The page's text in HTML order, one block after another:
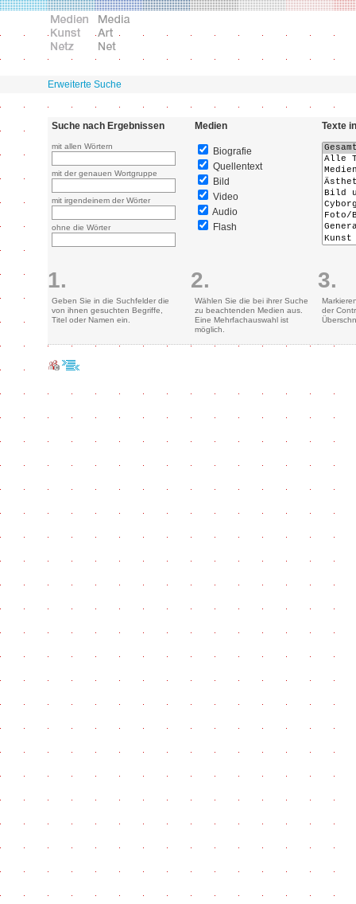
Erweiterte Suche
Suche nach Ergebnissen
mit allen Wörtern
mit der genauen Wortgruppe
mit irgendeinem der Wörter
ohne die Wörter
1.
Geben Sie in die Suchfelder die
von ihnen gesuchten Begriffe,
Titel oder Namen ein.
Medien
Biografie
Quellentext
Bild
Video
Audio
Flash
2.
Wählen Sie die bei ihrer Suche
zu beachtenden Medien aus.
Eine Mehrfachauswahl ist
möglich.
Texte in
3.
der